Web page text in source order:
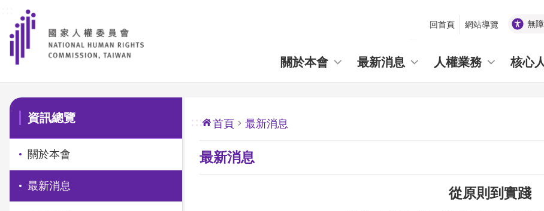
前往主要內容區塊
回首頁 網站導覽 無
關於本會 最新消息 人權業務 核心
:::
資訊總覽
關於本會
最新消息
::: 首頁 最新消息
最新消息
從原則到實踐